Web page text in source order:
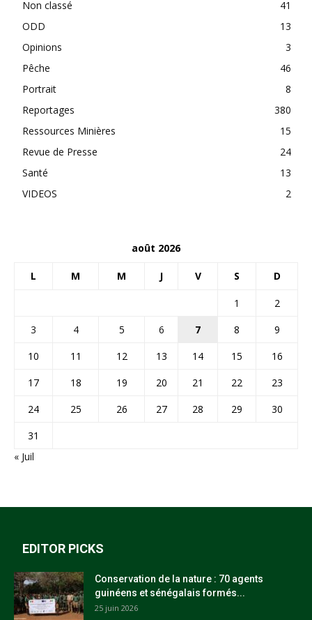
Non classé
41
ODD
13
Opinions
3
Pêche
46
Portrait
8
Reportages
380
Ressources Minières
15
Revue de Presse
24
Santé
13
VIDEOS
2
août 2026
L M M J V S D
1
2
3
4 5 6 7 8
9
10
11 12 13 14 15
16
17
18 19 20 21 22
23
24
25 26 27 28 29
30
31
« Juil
EDITOR PICKS
Conservation de la nature : 70 agents
guinéens et sénégalais formés...
25 juin 2026